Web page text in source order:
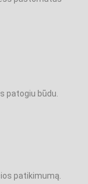
patogiu būdu.
patikimumą.